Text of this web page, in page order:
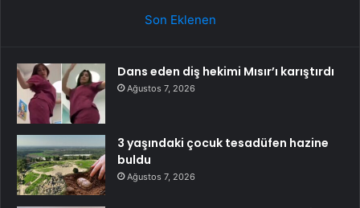
Son Eklenen
Dans eden diş hekimi Mısır’ı karıştırdı
Ağustos 7, 2026
3 yaşındaki çocuk tesadüfen hazine
buldu
Ağustos 7, 2026